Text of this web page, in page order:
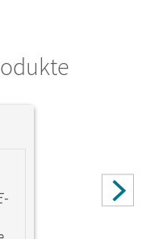
Reinhold; Fischer,